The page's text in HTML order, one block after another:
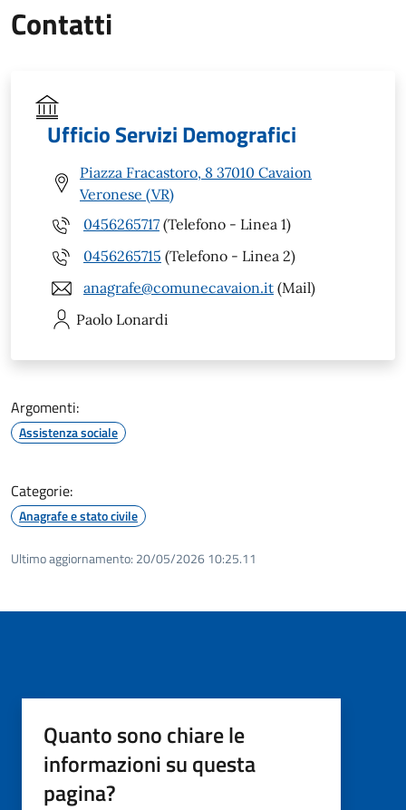
Contatti
Ufficio Servizi Demografici
Piazza Fracastoro, 8 37010 Cavaion
Veronese (VR)
0456265717 (Telefono - Linea 1)
0456265715 (Telefono - Linea 2)
anagrafe@comunecavaion.it (Mail)
Paolo Lonardi
Argomenti:
Assistenza sociale
Categorie:
Anagrafe e stato civile
Ultimo aggiornamento: 20/05/2026 10:25.11
Quanto sono chiare le
informazioni su questa
pagina?